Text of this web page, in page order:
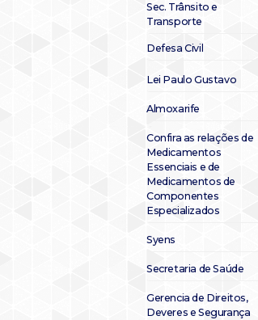
Sec. Trânsito e
Transporte
Defesa Civil
Lei Paulo Gustavo
Almoxarife
Confira as relações de
Medicamentos
Essenciais e de
Medicamentos de
Componentes
Especializados
Syens
Secretaria de Saúde
Gerencia de Direitos,
Deveres e Segurança